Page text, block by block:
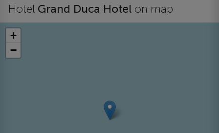
Hotel Grand Duca Hotel on map
+
−